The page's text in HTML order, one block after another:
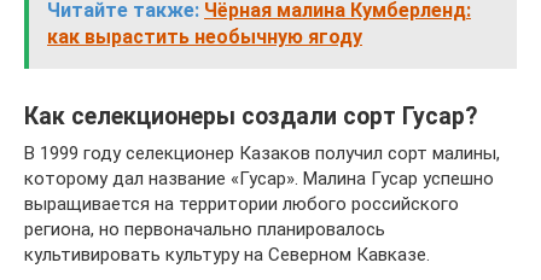
Читайте также: Чёрная малина Кумберленд:
как вырастить необычную ягоду
Как селекционеры создали сорт Гусар?
В 1999 году селекционер Казаков получил сорт малины,
которому дал название «Гусар». Малина Гусар успешно
выращивается на территории любого российского
региона, но первоначально планировалось
культивировать культуру на Северном Кавказе.